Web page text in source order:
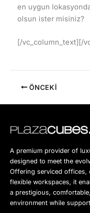
en uygun
olsun ister misiniz?
[/vc_column_text][/
ÖNCEKI
A premium provider of
designed to meet the
Offering serviced offices,
flexible workspaces, it
a prestigious,
environment while